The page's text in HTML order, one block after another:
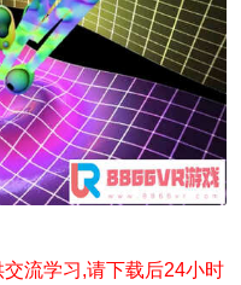
流学习,请下载后24小时